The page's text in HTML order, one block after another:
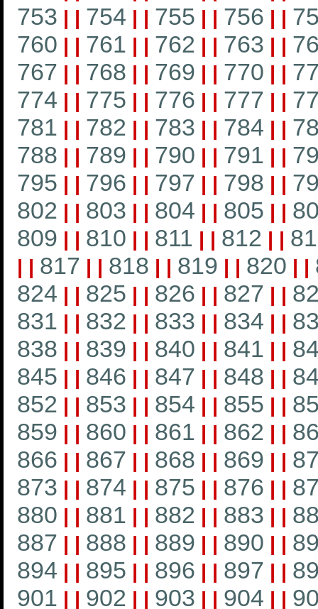
753 | | 754 | | 755 | | 756 | |
760 | | 761 | | 762 | | 763 | |
767 | | 768 | | 769 | | 770 | |
774 | | 775 | | 776 | | 777 | |
781 | | 782 | | 783 | | 784 | |
788 | | 789 | | 790 | | 791 | |
795 | | 796 | | 797 | | 798 | |
802 | | 803 | | 804 | | 805 | |
809 | | 810 | | 811 | | 812 | |
| | 817 | | 818 | | 819 | | 820 | |
824 | | 825 | | 826 | | 827 | |
831 | | 832 | | 833 | | 834 | |
838 | | 839 | | 840 | | 841 | |
845 | | 846 | | 847 | | 848 | |
852 | | 853 | | 854 | | 855 | |
859 | | 860 | | 861 | | 862 | |
866 | | 867 | | 868 | | 869 | |
873 | | 874 | | 875 | | 876 | |
880 | | 881 | | 882 | | 883 | |
887 | | 888 | | 889 | | 890 | |
894 | | 895 | | 896 | | 897 | |
901 | | 902 | | 903 | | 904 | |